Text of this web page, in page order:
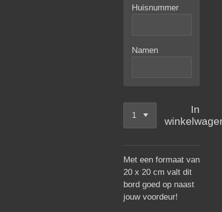
Huisnummer
Namen
In
Met een formaat van
20 x 20 cm valt dit
bord goed op naast
jouw voordeur!